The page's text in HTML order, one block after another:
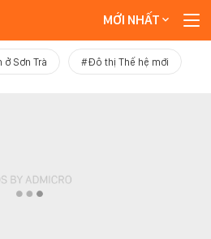
MỚI NHẤT
Sơn Trà #Đô thị Thế hệ mới